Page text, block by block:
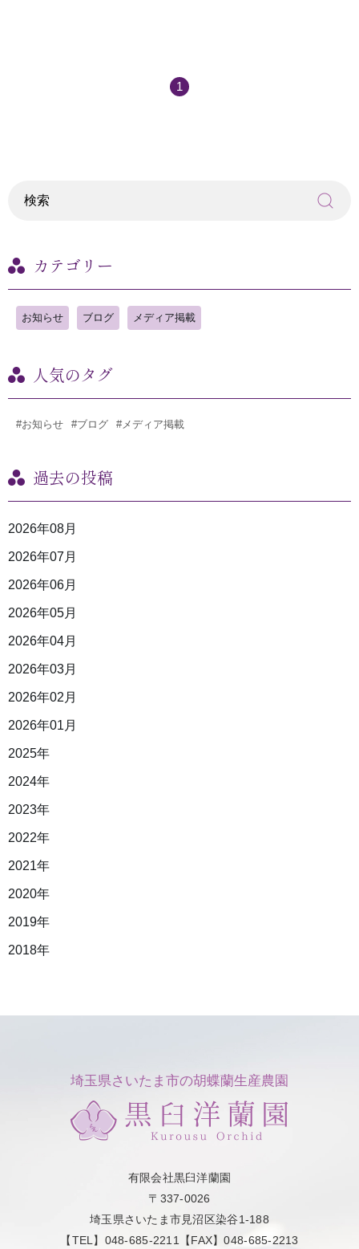
1
カテゴリー
お知らせ ブログ メディア掲載
人気のタグ
#お知らせ #ブログ #メディア掲載
過去の投稿
2026年08月
2026年07月
2026年06月
2026年05月
2026年04月
2026年03月
2026年02月
2026年01月
2025年
2024年
2023年
2022年
2021年
2020年
2019年
2018年
埼玉県さいたま市の胡蝶蘭生産農園
有限会社黒臼洋蘭園
〒337-0026
埼玉県さいたま市見沼区染谷1-188
【TEL】048-685-2211【FAX】048-685-2213